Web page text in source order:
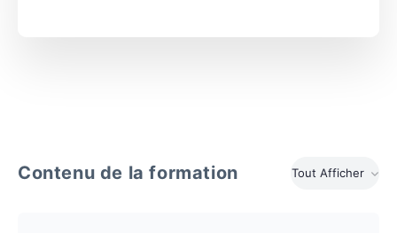
Contenu de la formation Tout Afficher